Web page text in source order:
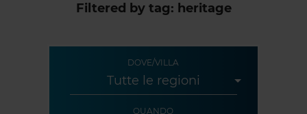
Filtered by tag: heritage
DOVE/VILLA
QUANDO